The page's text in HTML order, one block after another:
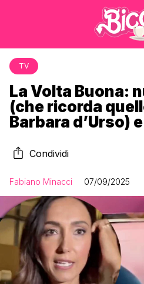
TV
La Volta Buona:
(che ricorda
Barbara d’Urso)
Condividi
Fabiano Minacci 07/09/2025